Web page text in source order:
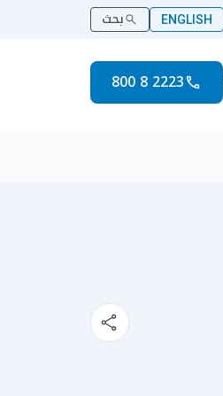
ENGLISH بحث
2223 8 800